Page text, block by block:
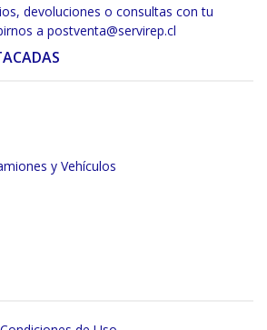
devoluciones o consultas con tu
a postventa@servirep.cl
y Vehículos